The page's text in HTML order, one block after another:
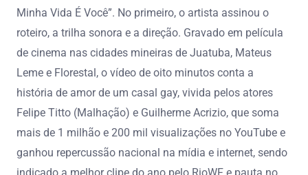
Minha Vida É Você”. No primeiro, o artista assinou o
roteiro, a trilha sonora e a direção. Gravado em película
de cinema nas cidades mineiras de Juatuba, Mateus
Leme e Florestal, o vídeo de oito minutos conta a
história de amor de um casal gay, vivida pelos atores
Felipe Titto (Malhação) e Guilherme Acrizio, que soma
mais de 1 milhão e 200 mil visualizações no YouTube e
ganhou repercussão nacional na mídia e internet, sendo